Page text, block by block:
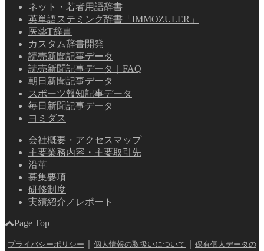
ネット・若者用語辞書
英単語ステミング辞書「IMMOZULER」
医薬T辞書
カスタム辞書開発
読売新聞記事データ
読売新聞記事データ｜FAQ
朝日新聞記事データ
スポーツ報知記事データ
毎日新聞記事データ
ヨミダス
会社概要・アクセスマップ
主要業務内容・主要取引先
沿革
募集要項
研修制度
実績紹介／レポート
Page Top
プライバシーポリシー 個人情報の取扱いについて
保有個人データの